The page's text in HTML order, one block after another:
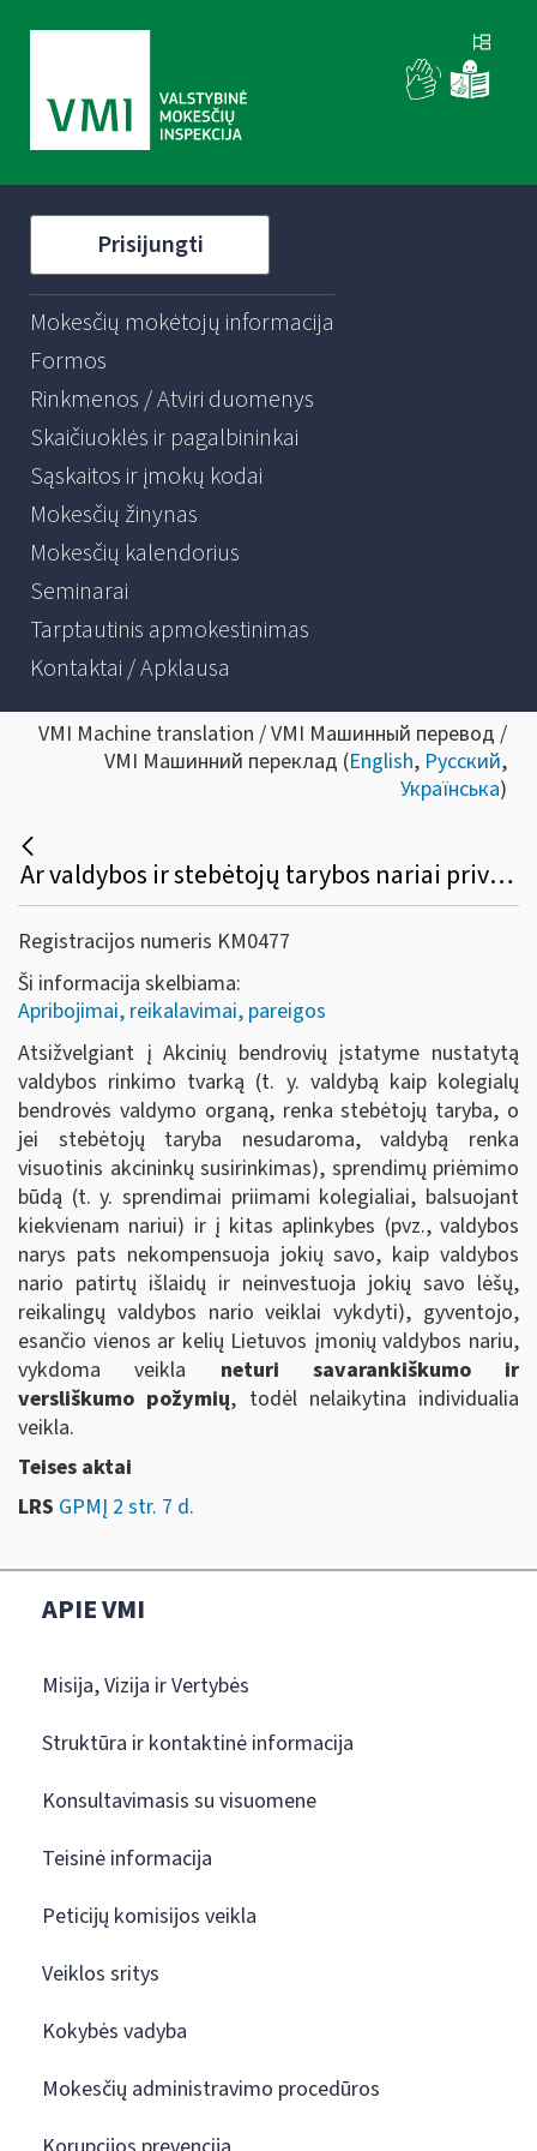
Prisijungti
Mokesčių mokėtojų informacija
Formos
Rinkmenos / Atviri duomenys
Skaičiuoklės ir pagalbininkai
Sąskaitos ir įmokų kodai
Mokesčių žinynas
Mokesčių kalendorius
Seminarai
Tarptautinis apmokestinimas
Kontaktai / Apklausa
VMI Machine translation / VMI Машинный перевод /
VMI Машинний переклад (English, Русский,
Українська)
Ar valdybos ir stebėtojų tarybos nariai privalo registruoti individualią veiklą?
Registracijos numeris KM0477
Ši informacija skelbiama:
Apribojimai, reikalavimai, pareigos
Atsižvelgiant į Akcinių bendrovių įstatyme nustatytą
valdybos rinkimo tvarką (t. y. valdybą kaip kolegialų
bendrovės valdymo organą, renka stebėtojų taryba, o
jei stebėtojų taryba nesudaroma, valdybą renka
visuotinis akcininkų susirinkimas), sprendimų priėmimo
būdą (t. y. sprendimai priimami kolegialiai, balsuojant
kiekvienam nariui) ir į kitas aplinkybes (pvz., valdybos
narys pats nekompensuoja jokių savo, kaip valdybos
nario patirtų išlaidų ir neinvestuoja jokių savo lėšų,
reikalingų valdybos nario veiklai vykdyti), gyventojo,
esančio vienos ar kelių Lietuvos įmonių valdybos nariu,
vykdoma veikla neturi savarankiškumo ir
versliškumo požymių, todėl nelaikytina individualia
veikla.
Teises aktai
LRS GPMĮ 2 str. 7 d.
APIE VMI
Misija, Vizija ir Vertybės
Struktūra ir kontaktinė informacija
Konsultavimasis su visuomene
Teisinė informacija
Peticijų komisijos veikla
Veiklos sritys
Kokybės vadyba
Mokesčių administravimo procedūros